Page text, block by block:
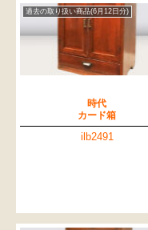
過去の取り扱い商品(6月12日分)
時代
カード箱
ilb2491